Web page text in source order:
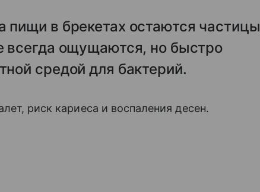
пищи в брекетах остаются частицы
всегда ощущаются, но быстро
средой для бактерий.
риск кариеса и воспаления десен.